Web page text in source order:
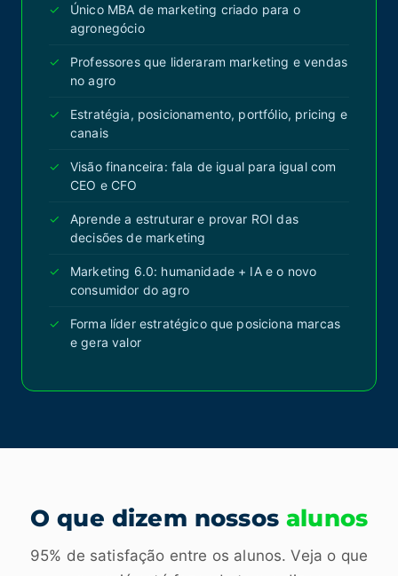
Único MBA de marketing criado para o
agronegócio
Professores que lideraram marketing e vendas
no agro
Estratégia, posicionamento, portfólio, pricing e
canais
Visão financeira: fala de igual para igual com
CEO e CFO
Aprende a estruturar e provar ROI das
decisões de marketing
Marketing 6.0: humanidade + IA e o novo
consumidor do agro
Forma líder estratégico que posiciona marcas
e gera valor
O que dizem nossosalunos
95% de satisfação entre os alunos. Veja o que